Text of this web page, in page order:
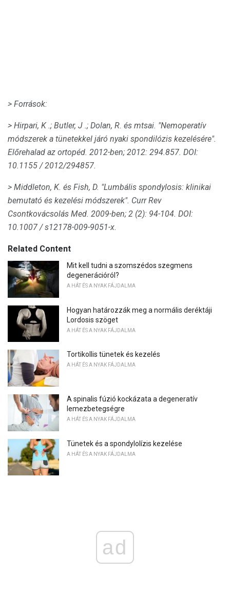
> Források:
> Hirpari, K .; Butler, J .; Dolan, R. és mtsai. "Nemoperatív
módszerek a tünetekkel járó nyaki spondilózis kezelésére".
Előrehalad az ortopéd. 2012-ben; 2012: 294.857. DOI:
10.1155 / 2012/294857.
> Middleton, K. és Fish, D. "Lumbális spondylosis: klinikai
bemutató és kezelési módszerek". Curr Rev
Csontkovácsolás Med. 2009-ben; 2 (2): 94-104. DOI:
10.1007 / s12178-009-9051-x.
Related Content
Mit kell tudni a szomszédos szegmens
degenerációról?
A HÁT ÉS A NYAK FÁJDALMA
Hogyan határozzák meg a normális deréktáji
Lordosis szöget
A HÁT ÉS A NYAK FÁJDALMA
Tortikollis tünetek és kezelés
A HÁT ÉS A NYAK FÁJDALMA
A spinalis fúzió kockázata a degeneratív
lemezbetegségre
A HÁT ÉS A NYAK FÁJDALMA
Tünetek és a spondylolízis kezelése
A HÁT ÉS A NYAK FÁJDALMA
ad